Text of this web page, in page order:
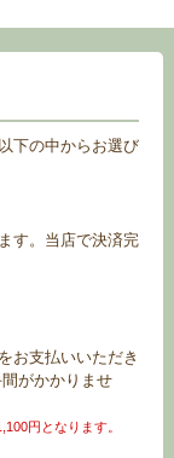
下の中からお選び
す。当店で決済完
お支払いいただき
がかかりませ
円となります。